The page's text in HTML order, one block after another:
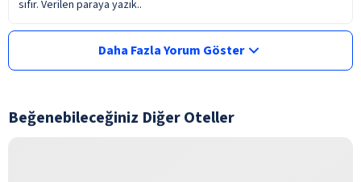
sıfır. Verilen paraya yazık..
Daha Fazla Yorum Göster
Beğenebileceğiniz Diğer Oteller